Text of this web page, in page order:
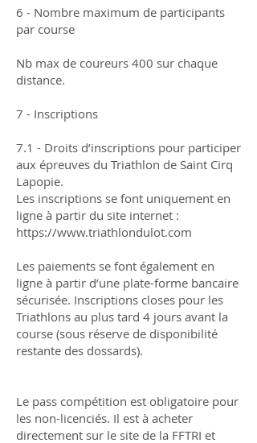
6 - Nombre maximum de participants
par course
Nb max de coureurs 400 sur chaque
distance.
7 - Inscriptions
7.1 - Droits d’inscriptions pour participer
aux épreuves du Triathlon de Saint Cirq
Lapopie.
Les inscriptions se font uniquement en
ligne à partir du site internet :
https://www.triathlondulot.com
Les paiements se font également en
ligne à partir d’une plate-forme bancaire
sécurisée. Inscriptions closes pour les
Triathlons au plus tard 4 jours avant la
course (sous réserve de disponibilité
restante des dossards).
Le pass compétition est obligatoire pour
les non-licenciés. Il est à acheter
directement sur le site de la FFTRI et